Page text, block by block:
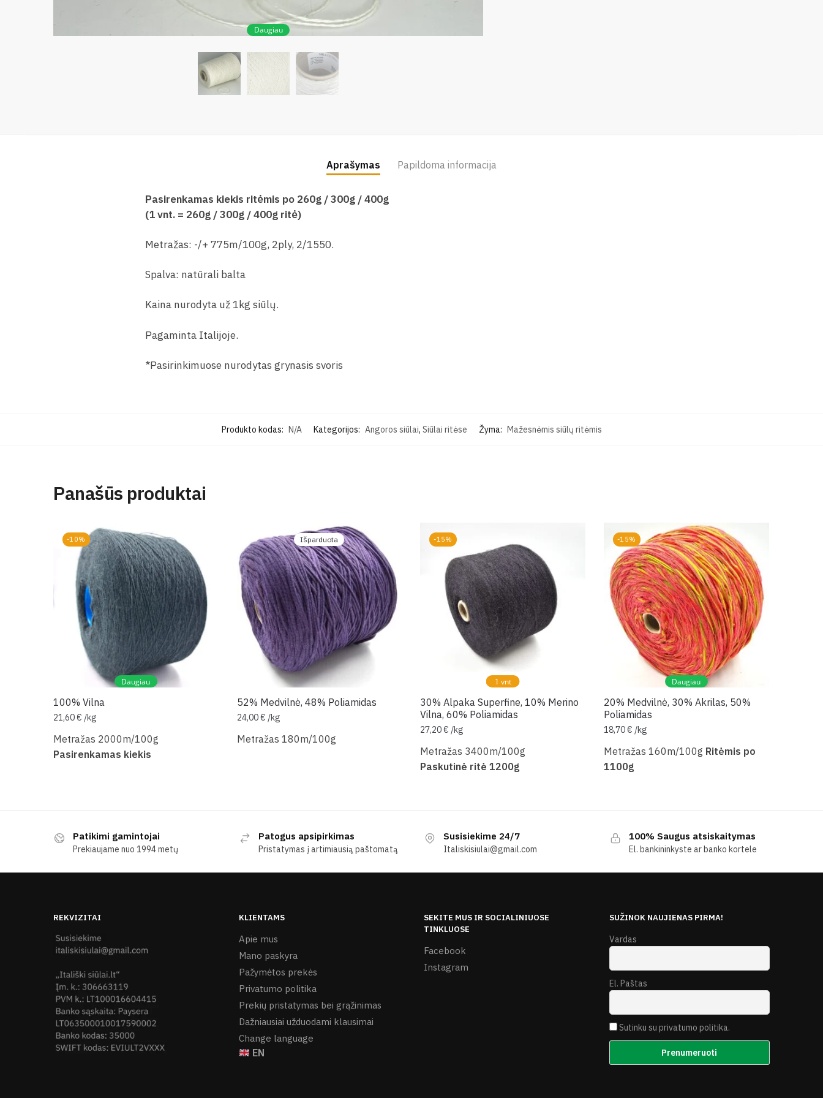
Daugiau
Aprašymas Papildoma informacija
Pasirenkamas kiekis ritėmis po 260g / 300g / 400g
(1 vnt. = 260g / 300g / 400g ritė)
Metražas: -/+ 775m/100g, 2ply, 2/1550.
Spalva: natūrali balta
Kaina nurodyta už 1kg siūlų.
Pagaminta Italijoje.
*Pasirinkimuose nurodytas grynasis svoris
Produkto kodas: N/A Kategorijos: Angoros siūlai, Siūlai ritėse Žyma: Mažesnėmis siūlų ritėmis
Panašūs produktai
-10%
Daugiau
100% Vilna
21,60€ /kg
Metražas 2000m/100g
Pasirenkamas kiekis
Išparduota
52% Medvilnė, 48% Poliamidas
24,00€ /kg
Metražas 180m/100g
-15%
1 vnt
30% Alpaka Superfine, 10% Merino
Vilna, 60% Poliamidas
27,20€ /kg
Metražas 3400m/100g
Paskutinė ritė 1200g
-15%
Daugiau
20% Medvilnė, 30% Akrilas, 50%
Poliamidas
18,70€ /kg
Metražas 160m/100g Ritėmis po
1100g
Patikimi gamintojai
Prekiaujame nuo 1994 metų
Patogus apsipirkimas
Pristatymas į artimiausią paštomatą
Susisiekime 24/7
Italiskisiulai@gmail.com
100% Saugus atsiskaitymas
El. bankininkyste ar banko kortele
REKVIZITAI KLIENTAMS
Apie mus
Mano paskyra
Pažymėtos prekės
Privatumo politika
Prekių pristatymas bei grąžinimas
Dažniausiai užduodami klausimai
Change language
EN
SEKITE MUS IR SOCIALINIUOSE
TINKLUOSE
Facebook
Instagram
SUŽINOK NAUJIENAS PIRMA!
Vardas
El. Paštas
Sutinku su privatumo politika.